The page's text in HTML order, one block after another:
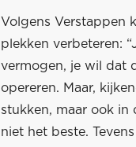
Volgens Verstappen
plekken verbeteren:
vermogen, je wil dat
opereren. Maar,
stukken, maar ook in
niet het beste.